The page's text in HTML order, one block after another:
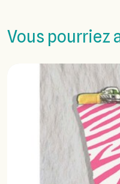
Vous pourriez